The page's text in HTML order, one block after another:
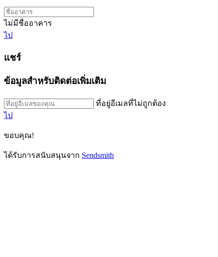
ไม่มีชื่ออาคาร
ไป
แชร์
ข้อมูลสำหรับติดต่อเพิ่มเติม
ที่อยู่อีเมลที่ไม่ถูกต้อง
ไป
ขอบคุณ!
ได้รับการสนับสนุนจาก Sendsmith